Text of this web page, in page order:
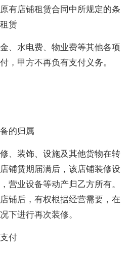
有店铺租赁合同中所规定的条
赁
水电费、物业费等其他各项
，甲方不再负有支付义务。
的归属
装饰、设施及其他货物在转
铺赁期届满后，该店铺装修设
营业设备等动产归乙方所有。
铺后，有权根据经营需要，在
下进行再次装修。
付